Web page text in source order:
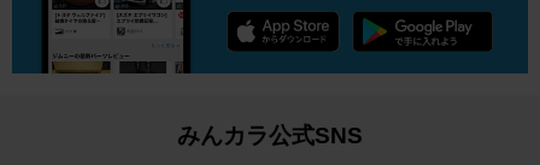
みんカラ公式SNS